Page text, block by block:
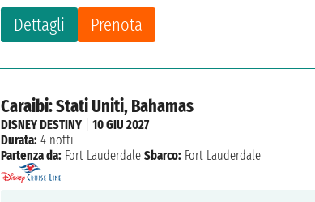
Dettagli Prenota
Caraibi: Stati Uniti, Bahamas
DISNEY DESTINY |10 GIU 2027
Durata: 4 notti
Partenza da: Fort Lauderdale Sbarco: Fort Lauderdale